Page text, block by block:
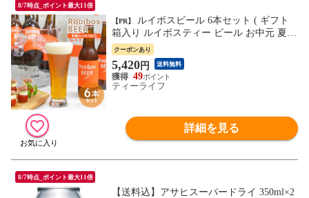
8/7時点_ポイント最大11倍
【PR】
箱入り ルイボスティー ビール お中元 夏ギ
フト 贈り物 贈答用 ご挨拶 プレゼント ク
ール便無料 送料無料 ティーライフ )
クーポンあり
5,420円 送料無料
49
ティーライフ
詳細を見る
8/7時点_ポイント最大11倍
【送料込】アサヒスーパードライ 350ml×2